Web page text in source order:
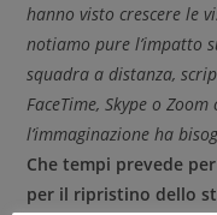
hanno visto crescere le
notiamo pure l’impatto
squadra a distanza,
FaceTime, Skype o
l’immaginazione ha
Che tempi prevede
per il ripristino dello